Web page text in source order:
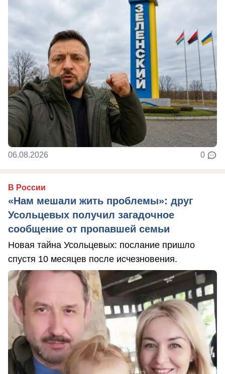
06.08.2026 0
В России
«Нам мешали жить проблемы»: друг
Усольцевых получил загадочное
сообщение от пропавшей семьи
Новая тайна Усольцевых: послание пришло
спустя 10 месяцев после исчезновения.